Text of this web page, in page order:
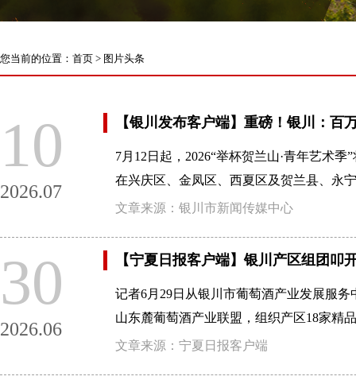
您当前的位置： 首页 > 图片头条
10
2026.07
【银川发布客户端】重磅！银川：百
7月12日起，2026“举杯贺兰山·青年艺术
在兴庆区、金凤区、西夏区及贺兰县、永
文章来源：银川市新闻传媒中心
30
2026.06
【宁夏日报客户端】银川产区组团叩
记者6月29日从银川市葡萄酒产业发展服
山东麓葡萄酒产业联盟，组织产区18家精
文章来源：宁夏日报客户端